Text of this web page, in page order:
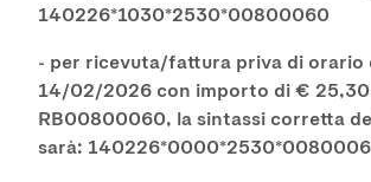
140226*1030*2530*00800060
- per ricevuta/fattura priva di orario
14/02/2026 con importo di € 25,30
RB00800060, la sintassi corretta
sarà: